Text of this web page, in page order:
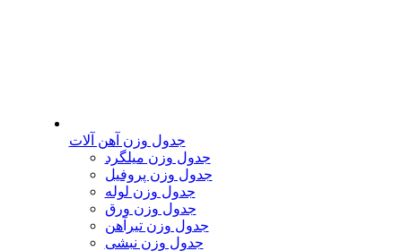
جدول وزن آهن آلات
جدول وزن میلگرد
جدول وزن پروفیل
جدول وزن لوله
جدول وزن ورق
جدول وزن تیرآهن
جدول وزن نبشی